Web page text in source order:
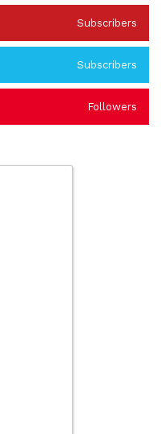
Subscribers
Subscribers
Followers